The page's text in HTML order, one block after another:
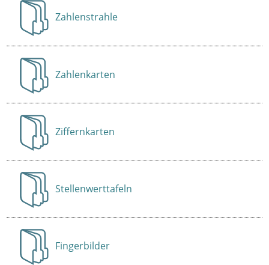
Anzeigen
Zahlenstrahle
Anzeigen
Zahlenkarten
Anzeigen
Ziffernkarten
Anzeigen
Stellenwerttafeln
Anzeigen
Fingerbilder